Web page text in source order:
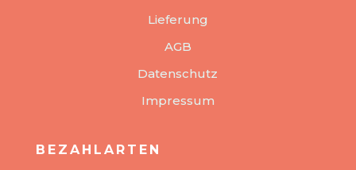
Lieferung
AGB
Datenschutz
Impressum
BEZAHLARTEN